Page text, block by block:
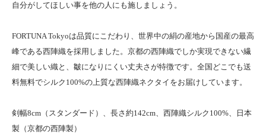
自分がしてほしい事を他の人にも施しましょう。
FORTUNA Tokyoは品質にこだわり、世界中の絹の産地から国産の最高
峰である西陣織を採用しました。京都の西陣織でしか実現できない繊
細で美しい織と、皺になりにくい丈夫さが特徴です。全国どこでも送
料無料でシルク100%の上質な西陣織ネクタイをお届けしています。
剣幅8cm（スタンダード）、長さ約142cm、西陣織シルク100%、日本
製（京都の西陣製）